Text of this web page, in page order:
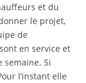
et du
le projet,
de
en service et
semaine. Si
l’instant elle